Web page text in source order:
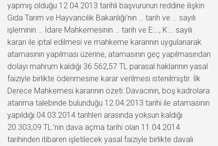
yapmış olduğu 12.04.2013 tarihli başvurunun reddine ilişkin
Gıda Tarım ve Hayvancılık Bakanlığı’nın … tarih ve … sayılı
işleminin … İdare Mahkemesinin … tarih ve E:…, K:… sayılı
kararı ile iptal edilmesi ve mahkeme kararının uygulanarak
atamasının yapılması üzerine, atamasının geç yapılmasından
dolayı mahrum kaldığı 36.562,57 TL parasal haklarının yasal
faiziyle birlikte ödenmesine karar verilmesi istenilmiştir. İlk
Derece Mahkemesi kararının özeti: Davacının, boş kadrolara
atanma talebinde bulunduğu 12.04.2013 tarihi ile atamasının
yapıldığı 04.03.2014 tarihleri arasında yoksun kaldığı
20.303,09 TL.’nin dava açma tarihi olan 11.04.2014
tarihinden itibaren işletilecek yasal faiziyle birlikte davalı